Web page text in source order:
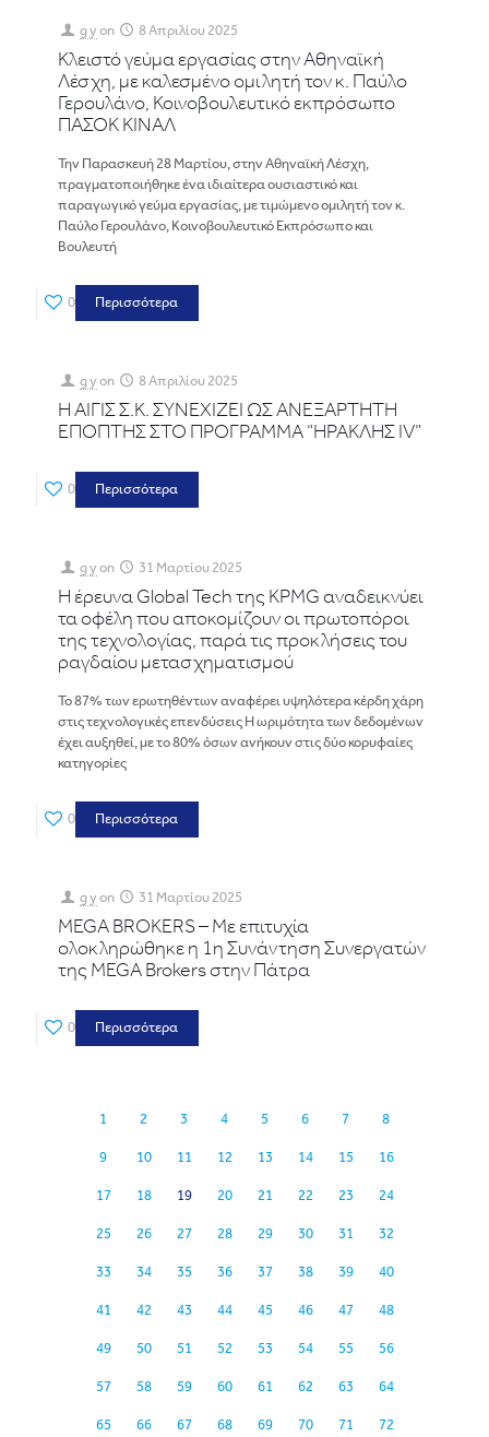
g y on 8 Απριλίου 2025
Κλειστό γεύμα εργασίας στην Αθηναϊκή
Λέσχη, με καλεσμένο ομιλητή τον κ. Παύλο
Γερουλάνο, Κοινοβουλευτικό εκπρόσωπο
ΠΑΣΟΚ ΚΙΝΑΛ
Την Παρασκευή 28 Μαρτίου, στην Αθηναϊκή Λέσχη,
πραγματοποιήθηκε ένα ιδιαίτερα ουσιαστικό και
παραγωγικό γεύμα εργασίας, με τιμώμενο ομιλητή τον κ.
Παύλο Γερουλάνο, Κοινοβουλευτικό Εκπρόσωπο και
Βουλευτή
0 Περισσότερα
g y on 8 Απριλίου 2025
Η ΑΙΓΙΣ Σ.Κ. ΣΥΝΕΧΙΖΕΙ ΩΣ ΑΝΕΞΑΡΤΗΤΗ
ΕΠΟΠΤΗΣ ΣΤΟ ΠΡΟΓΡΑΜΜΑ “ΗΡΑΚΛΗΣ IV”
0 Περισσότερα
g y on 31 Μαρτίου 2025
Η έρευνα Global Tech της KPMG αναδεικνύει
τα οφέλη που αποκομίζουν οι πρωτοπόροι
της τεχνολογίας, παρά τις προκλήσεις του
ραγδαίου μετασχηματισμού
Το 87% των ερωτηθέντων αναφέρει υψηλότερα κέρδη χάρη
στις τεχνολογικές επενδύσεις Η ωριμότητα των δεδομένων
έχει αυξηθεί, με το 80% όσων ανήκουν στις δύο κορυφαίες
κατηγορίες
0 Περισσότερα
g y on 31 Μαρτίου 2025
MEGA BROKERS – Με επιτυχία
ολοκληρώθηκε η 1η Συνάντηση Συνεργατών
της MEGA Brokers στην Πάτρα
0 Περισσότερα
1 2 3 4 5 6 7 8
9 10 11 12 13 14 15 16
17 18 19 20 21 22 23 24
25 26 27 28 29 30 31 32
33 34 35 36 37 38 39 40
41 42 43 44 45 46 47 48
49 50 51 52 53 54 55 56
57 58 59 60 61 62 63 64
65 66 67 68 69 70 71 72